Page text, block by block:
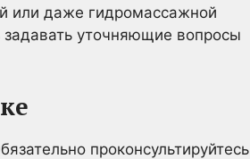
или даже гидромассажной
задавать уточняющие вопросы
проконсультируйтесь